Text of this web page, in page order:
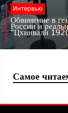
Интервью
Обвинение в
России и
"Цхинвали
Самое